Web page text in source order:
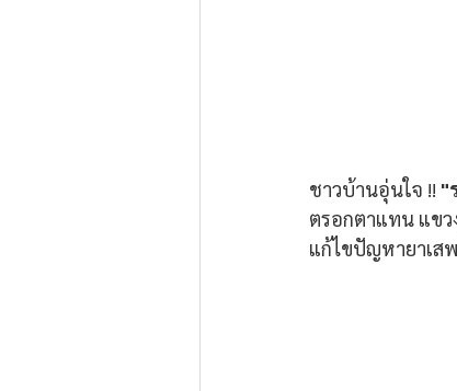
ชาวบ้านอุ่นใจ !! "
ตรอกตาแทน แขว
แก้ไขปัญหายาเส